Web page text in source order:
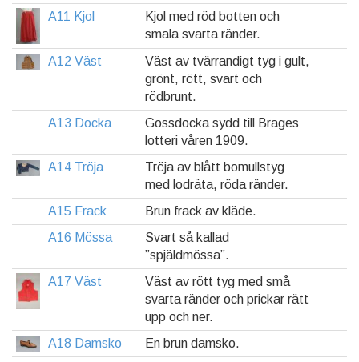
A11 Kjol
Kjol med röd botten och
smala svarta ränder.
A12 Väst
Väst av tvärrandigt tyg i gult,
grönt, rött, svart och
rödbrunt.
A13 Docka
Gossdocka sydd till Brages
lotteri våren 1909.
A14 Tröja
Tröja av blått bomullstyg
med lodräta, röda ränder.
A15 Frack
Brun frack av kläde.
A16 Mössa
Svart så kallad
”spjäldmössa”.
A17 Väst
Väst av rött tyg med små
svarta ränder och prickar rätt
upp och ner.
A18 Damsko
En brun damsko.